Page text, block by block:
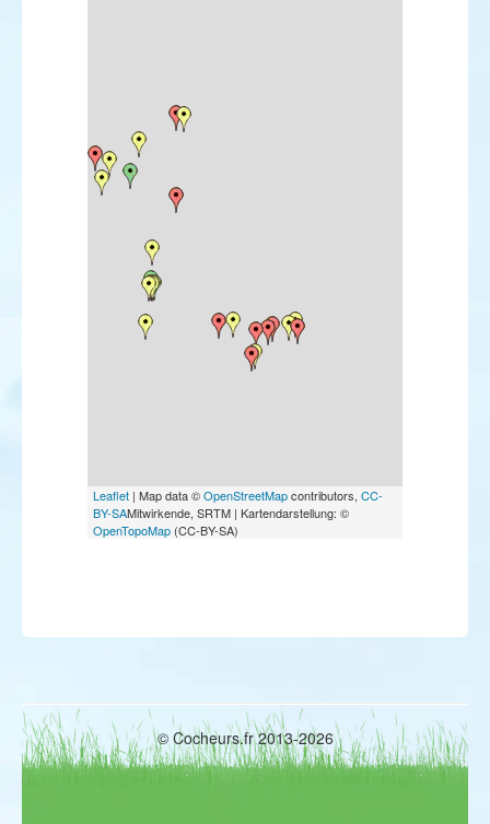
Grivette à dos olive
Fauvette des Balkans
Pouillot boréal
Pouillot de Schwarz
Pie-grièche brune
Pie-grièche masquée
Bruant à gorge blanche
Bruant masqué
Bruant à calotte blanche
Bruant rustique
Leaflet | Map data ©OpenStreetMapcontributors, CC-
BY-SAMitwirkende, SRTM | Kartendarstellung: ©
OpenTopoMap (CC-BY-SA)
© Cocheurs.fr 2013-2026